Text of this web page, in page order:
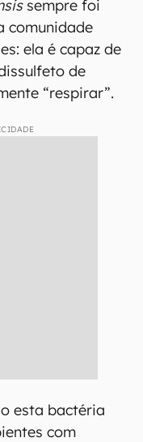
sempre foi
comunidade
ela é capaz de
de
“respirar”.
esta bactéria
com